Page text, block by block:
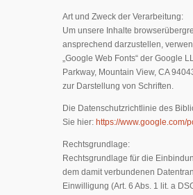
Art und Zweck der Verarbeitung:
Um unsere Inhalte
ansprechend darzustellen,
„Google Web Fonts“ der Google
Parkway, Mountain View, CA
zur Darstellung von Schriften.
Die Datenschutzrichtlinie des
Sie hier: https://www.google.com/
Rechtsgrundlage:
Rechtsgrundlage für die
dem damit verbundenen
Einwilligung (Art. 6 Abs. 1 lit. a